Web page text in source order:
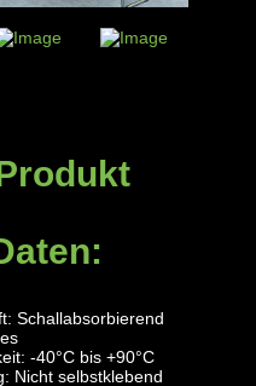
Schallabsorbierend
-40°C bis +90°C
Nicht selbstklebend